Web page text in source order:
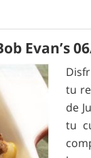
Evan’s
tu
de
tu